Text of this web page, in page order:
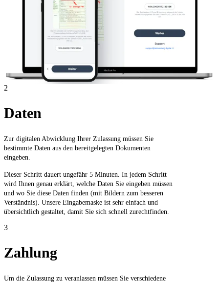
2
Daten
Zur digitalen Abwicklung Ihrer Zulassung müssen Sie
bestimmte Daten aus den bereitgelegten Dokumenten
eingeben.
Dieser Schritt dauert ungefähr 5 Minuten. In jedem Schritt
wird Ihnen genau erklärt, welche Daten Sie eingeben müssen
und wo Sie diese Daten finden (mit Bildern zum besseren
Verständnis). Unsere Eingabemaske ist sehr einfach und
übersichtlich gestaltet, damit Sie sich schnell zurechtfinden.
3
Zahlung
Um die Zulassung zu veranlassen müssen Sie verschiedene